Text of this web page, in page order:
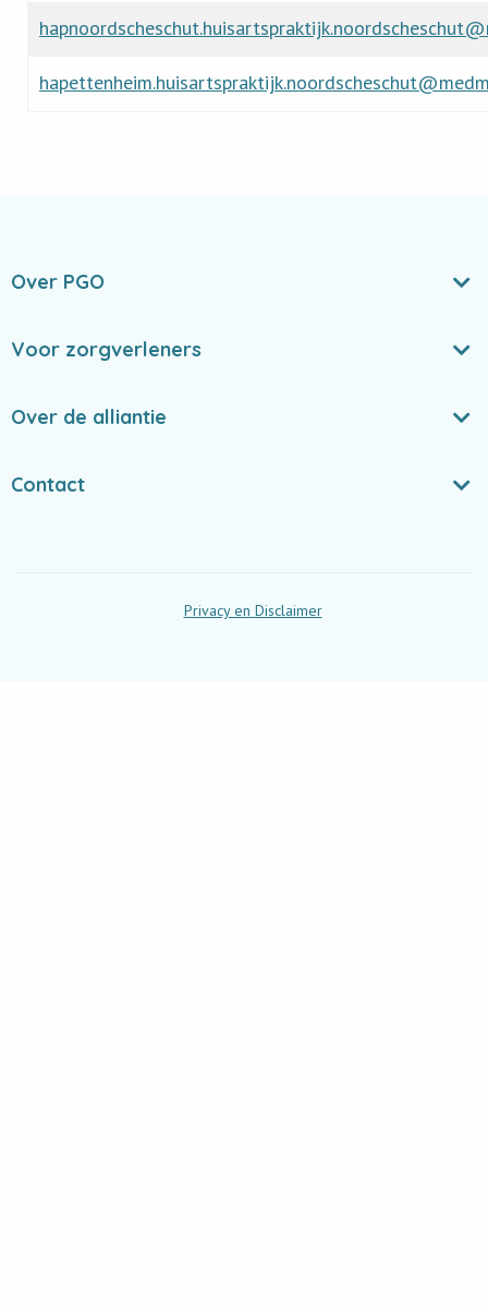
Over PGO
Voor zorgverleners
Over de alliantie
Contact
Privacy en Disclaimer